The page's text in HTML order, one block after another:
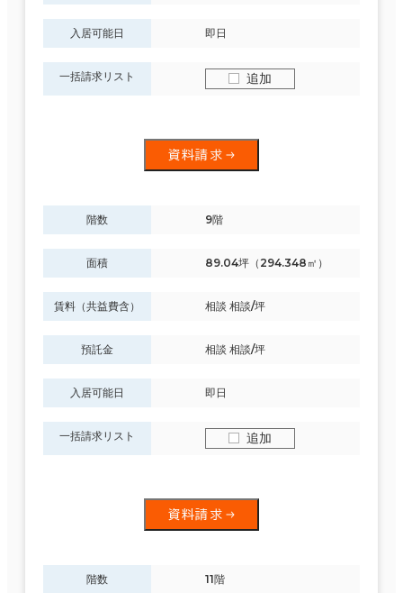
入居可能日 即日
一括請求リスト 追加
資料請求
階数 9階
面積 89.04坪（294.348㎡）
賃料（共益費含） 相談 相談/坪
預託金 相談 相談/坪
入居可能日 即日
一括請求リスト 追加
資料請求
階数 11階